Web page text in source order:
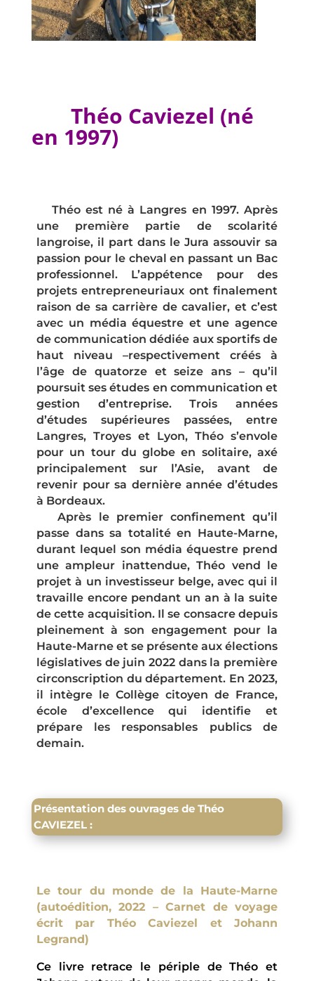
Théo Caviezel (né
en 1997)
Théo est né à Langres en 1997. Après
une première partie de scolarité
langroise, il part dans le Jura assouvir sa
passion pour le cheval en passant un Bac
professionnel. L’appétence pour des
projets entrepreneuriaux ont finalement
raison de sa carrière de cavalier, et c’est
avec un média équestre et une agence
de communication dédiée aux sportifs de
haut niveau –respectivement créés à
l’âge de quatorze et seize ans – qu’il
poursuit ses études en communication et
gestion d’entreprise. Trois années
d’études supérieures passées, entre
Langres, Troyes et Lyon, Théo s’envole
pour un tour du globe en solitaire, axé
principalement sur l’Asie, avant de
revenir pour sa dernière année d’études
à Bordeaux.
Après le premier confinement qu’il
passe dans sa totalité en Haute-Marne,
durant lequel son média équestre prend
une ampleur inattendue, Théo vend le
projet à un investisseur belge, avec qui il
travaille encore pendant un an à la suite
de cette acquisition. Il se consacre depuis
pleinement à son engagement pour la
Haute-Marne et se présente aux élections
législatives de juin 2022 dans la première
circonscription du département. En 2023,
il intègre le Collège citoyen de France,
école d’excellence qui identifie et
prépare les responsables publics de
demain.
Présentation des ouvrages de Théo
CAVIEZEL :
Le tour du monde de la Haute-Marne
(autoédition, 2022 – Carnet de voyage
écrit par Théo Caviezel et Johann
Legrand)
Ce livre retrace le périple de Théo et